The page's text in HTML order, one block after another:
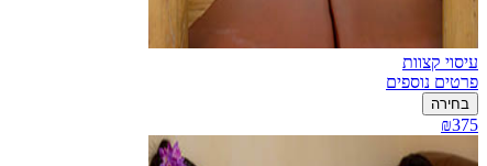
עיסוי קצוות
פרטים נוספים
בחירה
₪375